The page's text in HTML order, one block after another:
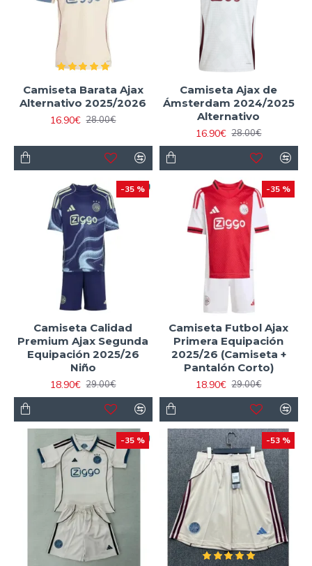
Camiseta Barata Ajax
Alternativo 2025/2026
16.90€ 28.00€
Camiseta Ajax de
Ámsterdam 2024/2025
Alternativo
16.90€ 28.00€
-35 %
Camiseta Calidad
Premium Ajax Segunda
Equipación 2025/26
Niño
18.90€ 29.00€
-35 %
Camiseta Futbol Ajax
Primera Equipación
2025/26 (Camiseta +
Pantalón Corto)
18.90€ 29.00€
-35 % -53 %